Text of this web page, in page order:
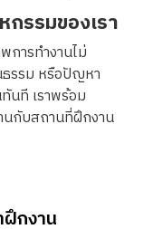
รรมของเรา
ารทำงานไม่
รรม หรือปัญหา
นที เราพร้อม
กับสถานที่ฝึกงาน
กงาน